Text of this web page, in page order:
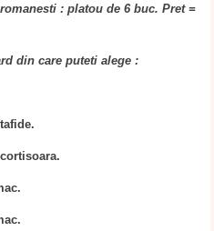
: platou de 6 buc. Pret =
din care puteti alege :